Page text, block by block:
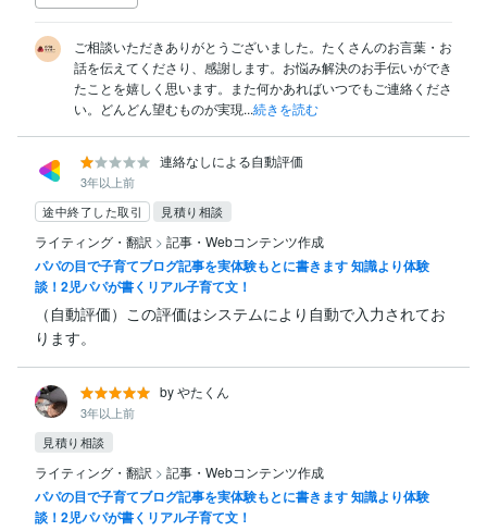
ご相談いただきありがとうございました。たくさんのお言葉・お
話を伝えてくださり、感謝します。お悩み解決のお手伝いができ
たことを嬉しく思います。また何かあればいつでもご連絡くださ
い。どんどん望むものが実現...続きを読む
連絡なしによる自動評価
3年以上前
途中終了した取引
見積り相談
ライティング・翻訳 > 記事・Webコンテンツ作成
パパの目で子育てブログ記事を実体験もとに書きます 知識より体験
談！2児パパが書くリアル子育て文！
（自動評価）この評価はシステムにより自動で入力されてお
ります。
by やたくん
3年以上前
見積り相談
ライティング・翻訳 > 記事・Webコンテンツ作成
パパの目で子育てブログ記事を実体験もとに書きます 知識より体験
談！2児パパが書くリアル子育て文！